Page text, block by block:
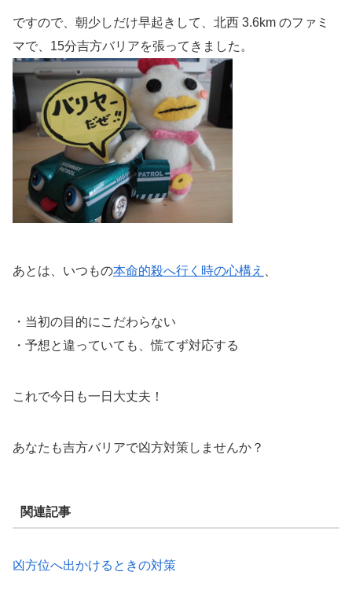
ですので、朝少しだけ早起きして、北西 3.6km のファミ
マで、15分吉方バリアを張ってきました。
あとは、いつもの本命的殺へ行く時の心構え
・当初の目的にこだわらない
・予想と違っていても、慌てず対応する
これで今日も一日大丈夫！
あなたも吉方バリアで凶方対策しませんか？
関連記事
凶方位へ出かけるときの対策